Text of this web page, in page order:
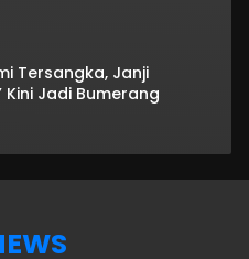
Tersangka, Janji
Kini Jadi Bumerang